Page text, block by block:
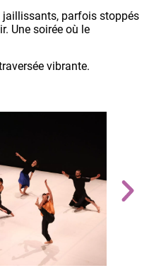
jaillissants, parfois stoppés
Une soirée où le
vibrante.